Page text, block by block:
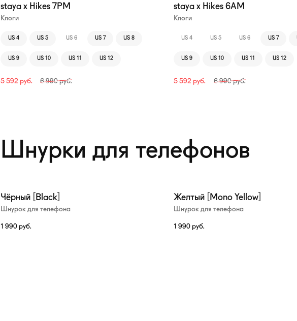
staya x Hikes 7PM
Клоги
US 4 US 5 US 6 US 7 US 8
US 9 US 10 US 11 US 12
5 592 руб. 6 990руб.
staya x Hikes 6AM
Клоги
US 4 US 5 US 6 US 7
US 9 US 10 US 11 US 12
5 592руб. 6 990руб.
Шнурки для телефонов
Чёрный [Black]
Шнурок для телефона
1 990 руб.
Желтый [Mono Yellow]
Шнурок для телефона
1 990руб.